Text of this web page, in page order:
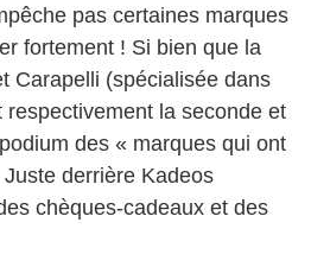
pas certaines marques
fortement ! Si bien que la
Carapelli (spécialisée dans
respectivement la seconde et
des « marques qui ont
derrière Kadeos
chèques-cadeaux et des